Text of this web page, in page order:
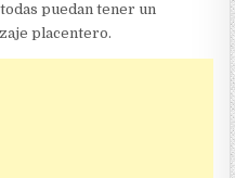
puedan tener un
placentero.